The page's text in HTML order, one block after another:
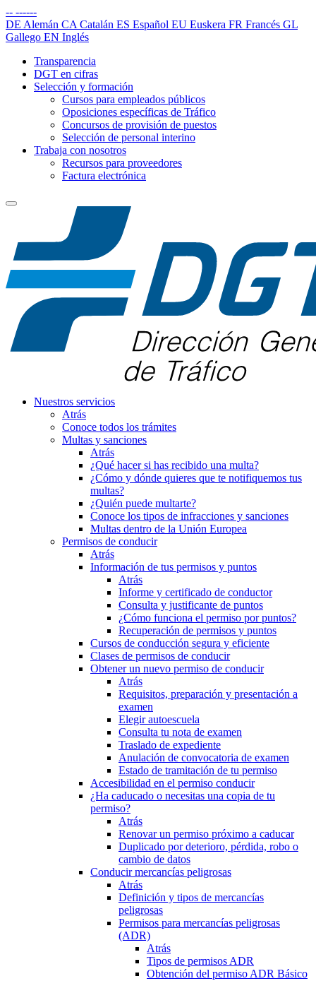
-- ------
DE Alemán CA Catalán ES Español EU Euskera FR Francés GL
Gallego EN Inglés
Transparencia
DGT en cifras
Selección y formación
Cursos para empleados públicos
Oposiciones específicas de Tráfico
Concursos de provisión de puestos
Selección de personal interino
Trabaja con nosotros
Recursos para proveedores
Factura electrónica
Nuestros servicios
Atrás
Conoce todos los trámites
Multas y sanciones
Atrás
¿Qué hacer si has recibido una multa?
¿Cómo y dónde quieres que te notifiquemos tus
multas?
¿Quién puede multarte?
Conoce los tipos de infracciones y sanciones
Multas dentro de la Unión Europea
Permisos de conducir
Atrás
Información de tus permisos y puntos
Atrás
Informe y certificado de conductor
Consulta y justificante de puntos
¿Cómo funciona el permiso por puntos?
Recuperación de permisos y puntos
Cursos de conducción segura y eficiente
Clases de permisos de conducir
Obtener un nuevo permiso de conducir
Atrás
Requisitos, preparación y presentación a
examen
Elegir autoescuela
Consulta tu nota de examen
Traslado de expediente
Anulación de convocatoria de examen
Estado de tramitación de tu permiso
Accesibilidad en el permiso conducir
¿Ha caducado o necesitas una copia de tu
permiso?
Atrás
Renovar un permiso próximo a caducar
Duplicado por deterioro, pérdida, robo o
cambio de datos
Conducir mercancías peligrosas
Atrás
Definición y tipos de mercancías
peligrosas
Permisos para mercancías peligrosas
(ADR)
Atrás
Tipos de permisos ADR
Obtención del permiso ADR Básico